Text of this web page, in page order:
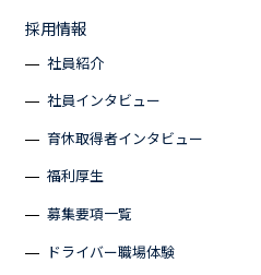
採用情報
社員紹介
社員インタビュー
育休取得者インタビュー
福利厚生
募集要項一覧
ドライバー職場体験